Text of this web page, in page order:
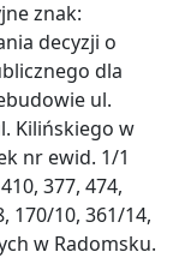
znak:
decyzji o
dla
ul.
Kilińskiego w
nr ewid. 1/1
377, 474,
170/10, 361/14,
w Radomsku.